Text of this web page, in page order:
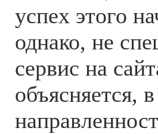
успех этого
однако, не
сервис на
объясняется,